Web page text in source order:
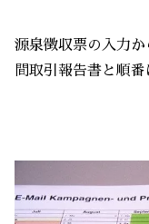
源泉徴収票の入力
間取引報告書と順番